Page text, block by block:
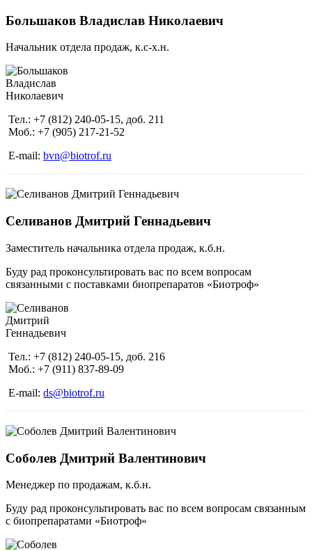
Большаков Владислав Николаевич
Начальник отдела продаж, к.с-х.н.
Тел.: +7 (812) 240-05-15, доб. 211
Моб.: +7 (905) 217-21-52
E-mail: bvn@biotrof.ru
Селиванов Дмитрий Геннадьевич
Заместитель начальника отдела продаж, к.б.н.
Буду рад проконсультировать вас по всем вопросам
связанными с поставками биопрепаратов «Биотроф»
Тел.: +7 (812) 240-05-15, доб. 216
Моб.: +7 (911) 837-89-09
E-mail: ds@biotrof.ru
Соболев Дмитрий Валентинович
Менеджер по продажам, к.б.н.
Буду рад проконсультировать вас по всем вопросам связанным
с биопрепаратами «Биотроф»